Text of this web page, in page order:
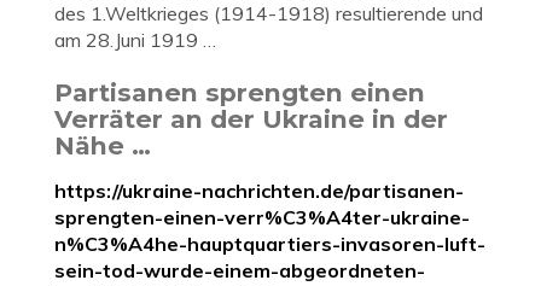
des 1.Weltkrieges (1914-1918) resultierende und
am 28.Juni 1919 …
Partisanen sprengten einen
Verräter an der Ukraine in der
Nähe …
https://ukraine-nachrichten.de/partisanen-
sprengten-einen-verr%C3%A4ter-ukraine-
n%C3%A4he-hauptquartiers-invasoren-luft-
sein-tod-wurde-einem-abgeordneten-